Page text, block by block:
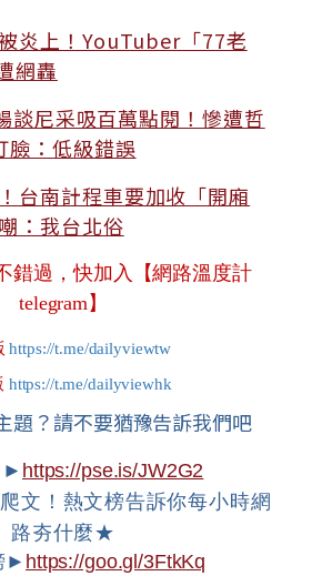
炎上！YouTuber「77老
網轟
尼采吸百萬點閱！慘遭哲
臉：低級錯誤
台南計程車要加收「開廂
：我台北俗
錯過，快加入【網路溫度計
telegram】
https://t.me/dailyviewtw
https://t.me/dailyviewhk
題？請不要猶豫告訴我們吧
► https://pse.is/JW2G2
文！熱文榜告訴你每小時網
路夯什麼★
► https://goo.gl/3FtkKq